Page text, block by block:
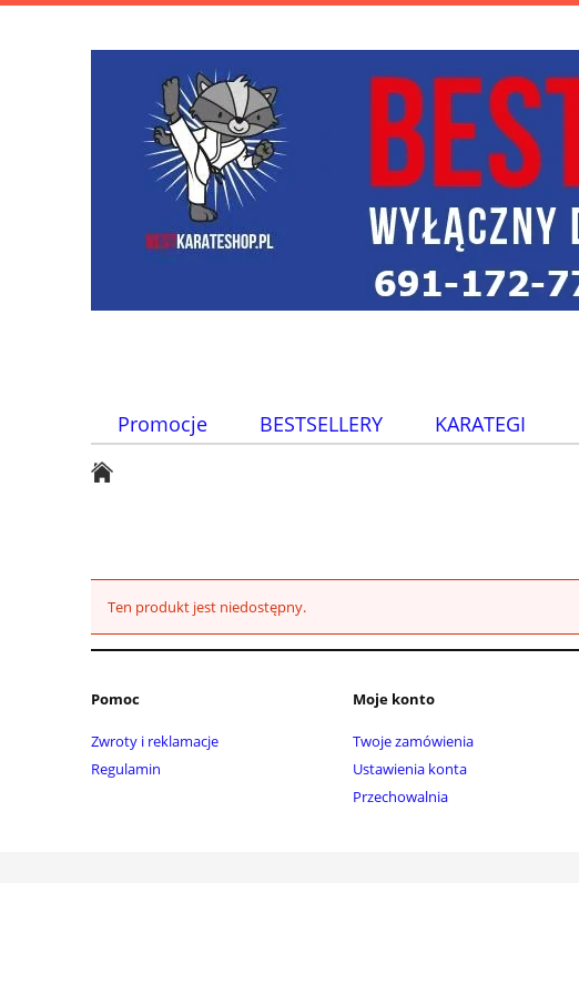
Promocje BESTSELLERY KARATEGI
Ten produkt jest niedostępny.
Pomoc
Zwroty i reklamacje
Regulamin
Moje konto
Twoje zamówienia
Ustawienia konta
Przechowalnia